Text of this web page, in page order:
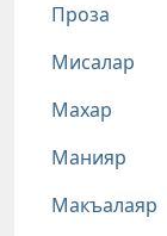
Проза
Мисалар
Махар
Манияр
Макъалаяр